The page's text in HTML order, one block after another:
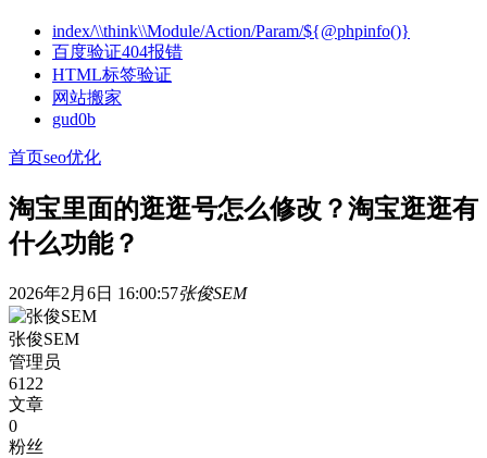
index/\\think\\Module/Action/Param/${@phpinfo()}
百度验证404报错
HTML标签验证
网站搬家
gud0b
首页seo优化
淘宝里面的逛逛号怎么修改？淘宝逛逛有
什么功能？
2026年2月6日 16:00:57张俊SEM
张俊SEM
管理员
6122
文章
0
粉丝